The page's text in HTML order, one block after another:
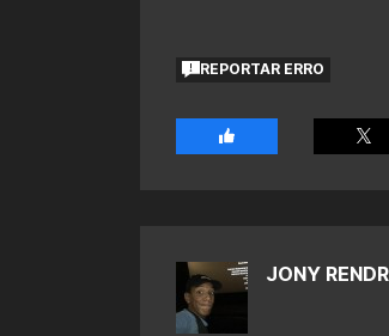
REPORTAR ERRO
JONY